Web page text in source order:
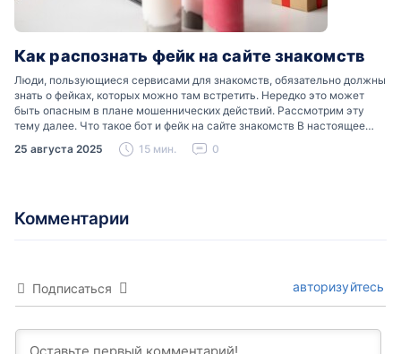
Как распознать фейк на сайте знакомств
Люди, пользующиеся сервисами для знакомств, обязательно должны
знать о фейках, которых можно там встретить. Нередко это может
быть опасным в плане мошеннических действий. Рассмотрим эту
тему далее. Что такое бот и фейк на сайте знакомств В настоящее
время можно встретить свою…
25 августа 2025 15 мин. 0
Комментарии
Подписаться авторизуйтесь